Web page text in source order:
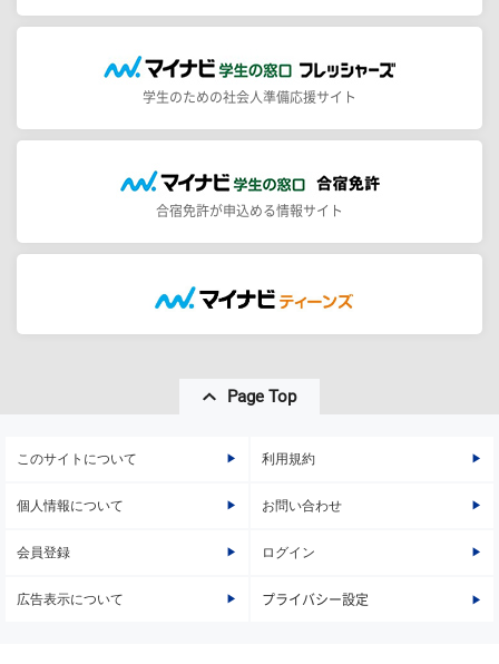
学生のための社会人準備応援サイト
合宿免許が申込める情報サイト
Page Top
このサイトについて 利用規約
個人情報について お問い合わせ
会員登録 ログイン
広告表示について プライバシー設定